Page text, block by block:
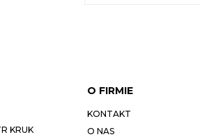
KRUK
O FIRMIE
KONTAKT
O NAS